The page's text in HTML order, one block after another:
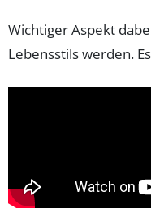
Wichtiger Aspekt
Lebensstils werden.